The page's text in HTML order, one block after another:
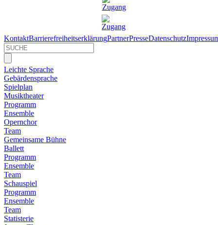
KontaktBarrierefreiheitserklärungPartnerPresseDatenschutz
Leichte Sprache
Gebärdensprache
Spielplan
Musiktheater
Programm
Ensemble
Opernchor
Team
Gemeinsame Bühne
Ballett
Programm
Ensemble
Team
Schauspiel
Programm
Ensemble
Team
Statisterie